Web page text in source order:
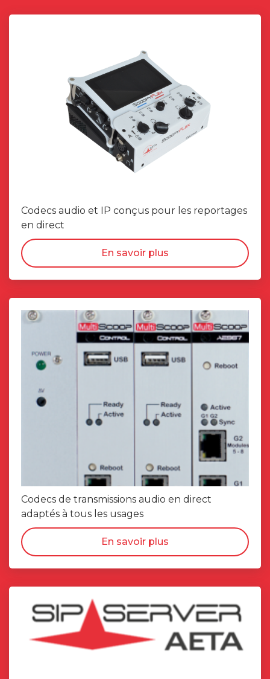
Codecs audio et IP conçus pour les reportages
en direct
En savoir plus
Codecs de transmissions audio en direct
adaptés à tous les usages
En savoir plus